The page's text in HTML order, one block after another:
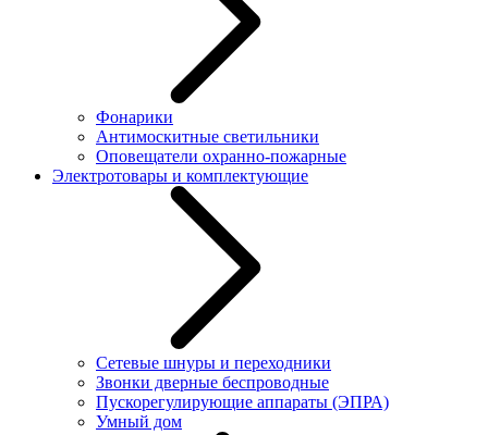
Фонарики
Антимоскитные светильники
Оповещатели охранно-пожарные
Электротовары и комплектующие
Сетевые шнуры и переходники
Звонки дверные беспроводные
Пускорегулирующие аппараты (ЭПРА)
Умный дом